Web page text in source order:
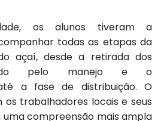
os alunos tiveram a
todas as etapas da
açaí, desde a retirada dos
pelo manejo e o
a fase de distribuição. O
trabalhadores locais e seus
uma compreensão mais ampla